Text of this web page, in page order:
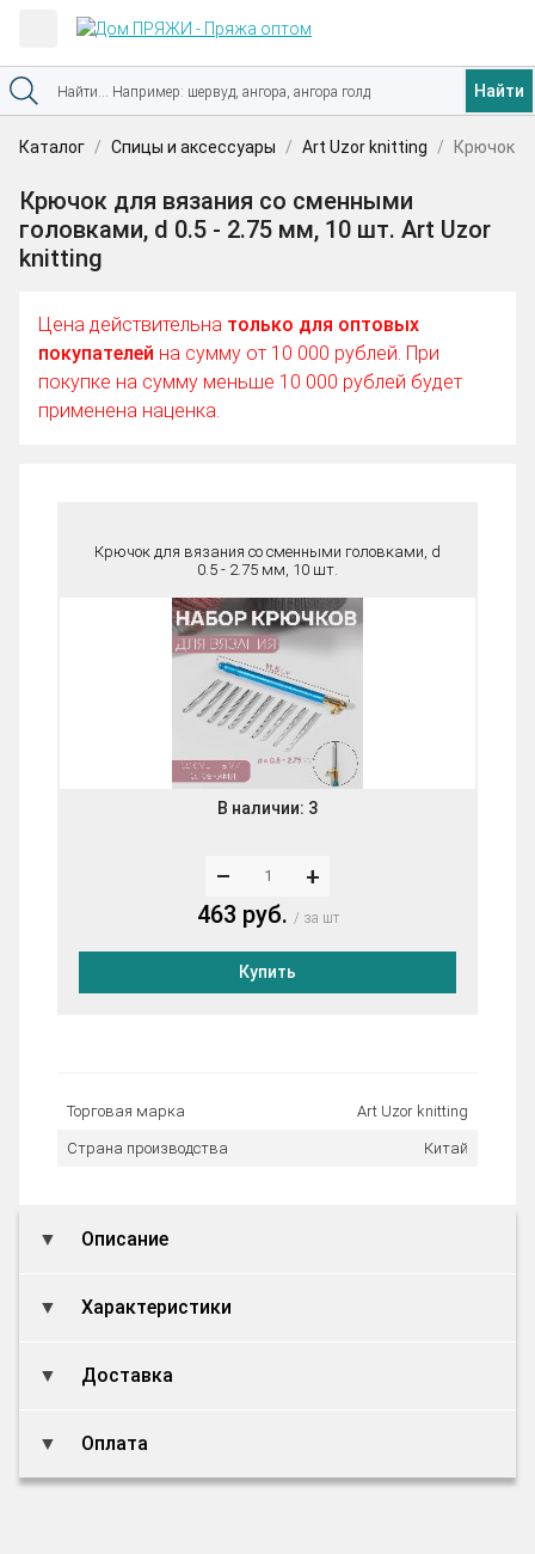
Найти
Каталог Спицы и аксессуары Art Uzor knitting Крючок
Крючок для вязания со сменными
головками, d 0.5 - 2.75 мм, 10 шт. Art Uzor
knitting
Цена действительна только для оптовых
покупателей на сумму от 10 000 рублей. При
покупке на сумму меньше 10 000 рублей будет
применена наценка.
Крючок для вязания со сменными головками, d
0.5 - 2.75 мм, 10 шт.
В наличии: 3
–
+
463 руб.
за шт
Купить
Торговая марка Art Uzor knitting
Страна производства Китай
Описание
Характеристики
Доставка
Оплата